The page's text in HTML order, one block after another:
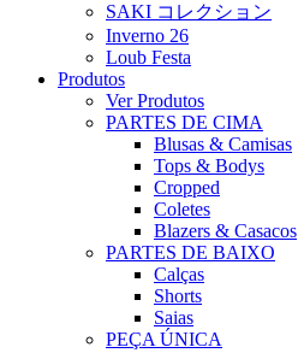
SAKI コレクション
Inverno 26
Loub Festa
Produtos
Ver Produtos
PARTES DE CIMA
Blusas & Camisas
Tops & Bodys
Cropped
Coletes
Blazers & Casacos
PARTES DE BAIXO
Calças
Shorts
Saias
PEÇA ÚNICA